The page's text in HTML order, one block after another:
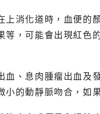
消化道時，血便
，可能會出現紅色
、息肉腫瘤出血及
的動靜脈吻合，如